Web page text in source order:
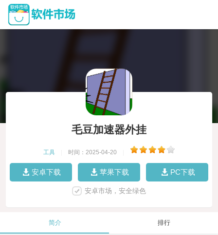
毛豆加速器外挂
工具 时间：2025-04-20
安卓下载 苹果下载 PC下载
安卓市场，安全绿色
简介 排行